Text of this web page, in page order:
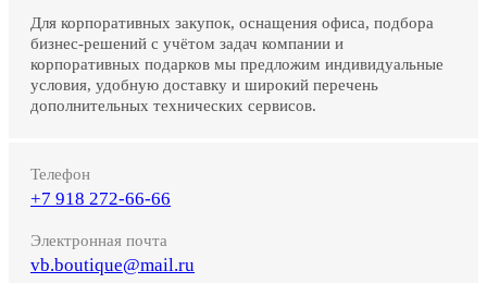
Для корпоративных закупок, оснащения офиса, подбора
бизнес-решений с учётом задач компании и
корпоративных подарков мы предложим индивидуальные
условия, удобную доставку и широкий перечень
дополнительных технических сервисов.
Телефон
+7 918 272-66-66
Электронная почта
vb.boutique@mail.ru